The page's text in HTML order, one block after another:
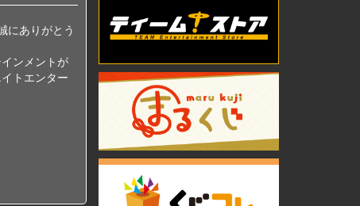
にありがとう
ンメントが
トエンター